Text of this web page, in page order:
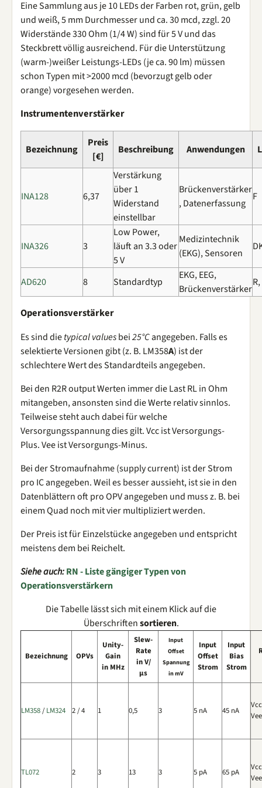
Eine Sammlung aus je 10 LEDs der Farben rot, grün, gelb
und weiß, 5 mm Durchmesser und ca. 30 mcd, zzgl. 20
Widerstände 330 Ohm (1/4 W) sind für 5 V und das
Steckbrett völlig ausreichend. Für die Unterstützung
(warm-)weißer Leistungs-LEDs (je ca. 90 lm) müssen
schon Typen mit >2000 mcd (bevorzugt gelb oder
orange) vorgesehen werden.
Instrumentenverstärker
Bezeichnung
Preis
[€]
Beschreibung Anwendungen
INA128 6,37
Verstärkung
über 1
Widerstand
einstellbar
Brückenverstärker
, Datenerfassung
F
INA326 3
Low Power,
läuft an 3.3 oder
5 V
Medizintechnik
(EKG), Sensoren
AD620 8 Standardtyp
EKG, EEG,
Brückenverstärker
Operationsverstärker
Es sind dietypical valuesbei25°Cangegeben. Falls es
selektierte Versionen gibt (z. B. LM358A) ist der
schlechtere Wert des Standardteils angegeben.
Bei den R2R output Werten immer die Last RL in Ohm
mitangeben, ansonsten sind die Werte relativ sinnlos.
Teilweise steht auch dabei für welche
Versorgungsspannung dies gilt. Vcc ist Versorgungs-
Plus. Vee ist Versorgungs-Minus.
Bei der Stromaufnahme (supply current) ist der Strom
pro IC angegeben. Weil es besser aussieht, ist sie in den
Datenblättern oft pro OPV angegeben und muss z. B. bei
einem Quad noch mit vier multipliziert werden.
Der Preis ist für Einzelstücke angegeben und entspricht
meistens dem bei Reichelt.
Siehe auch:RN - Liste gängiger Typen von
Operationsverstärkern
Die Tabelle lässt sich mit einem Klick auf die
Überschriftensortieren.
Bezeichnung OPVs
Unity-
Gain
in MHz
Slew-
Rate
in V/
µs
Input
Offset
Spannung
in mV
Input
Offset
Strom
Input
Bias
Strom
LM358 /LM324 2 / 4 1 0,5 3 5 nA 45 nA
TL072 2 3 13 3 5 pA 65 pA